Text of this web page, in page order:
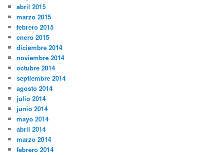
abril 2015
marzo 2015
febrero 2015
enero 2015
diciembre 2014
noviembre 2014
octubre 2014
septiembre 2014
agosto 2014
julio 2014
junio 2014
mayo 2014
abril 2014
marzo 2014
febrero 2014